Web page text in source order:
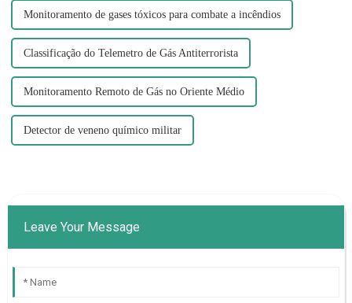
Monitoramento de gases tóxicos para combate a incêndios
Classificação do Telemetro de Gás Antiterrorista
Monitoramento Remoto de Gás no Oriente Médio
Detector de veneno químico militar
Leave Your Message